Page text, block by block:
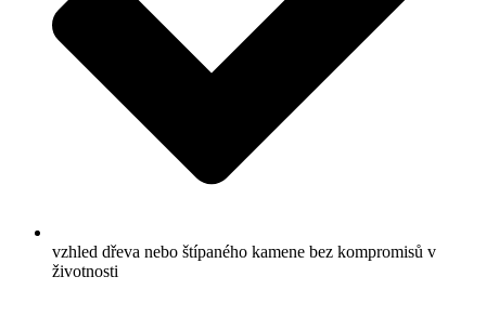
vzhled dřeva nebo štípaného kamene bez kompromisů v
životnosti